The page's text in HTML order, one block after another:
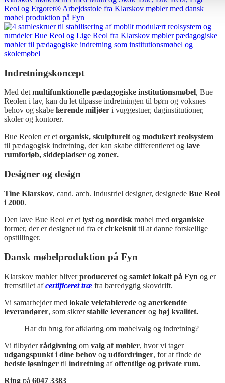
Indretningskoncept
Med det multifunktionelle pædagogiske institutionsmøbel, Bue
Reolen i lav, kan du let tilpasse indretningen til børn og voksnes
behov og skabe lærende miljøer i vuggestuer, daginstitutioner,
skoler og kontorer.
Bue Reolen er et organisk, skulpturelt og modulært reolsystem
til pædagogisk indretning, der kan skabe differentieret og lave
rumforløb, siddepladser og zoner.
Designer og design
Tine Klarskov, cand. arch. Industriel designer, designede Bue Reol
i 2000.
Den lave Bue Reol er et lyst og nordisk møbel med organiske
former, der er designet ud fra et cirkelsnit til at danne forskellige
opstillinger.
Dansk møbelproduktion på Fyn
Klarskov møbler bliverproduceret og samlet lokalt på Fyn og er
fremstillet afcertificeret træ fra bæredygtig skovdrift.
Vi samarbejder med lokale veletablerede og anerkendte
leverandører, som sikrerstabile leverancer og høj kvalitet.
Har du brug for afklaring om møbelvalg og indretning?
Vi tilbyderrådgivning om valg af møbler, hvor vi tager
udgangspunkt i dine behov og udfordringer, for at finde de
bedste løsninger til indretning afoffentlige og private rum.
Ring på 6047 3383